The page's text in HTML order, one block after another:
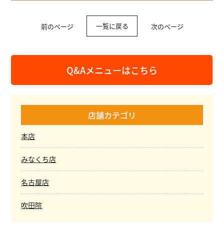
前のページ 一覧に戻る 次のページ
Q&Aメニューはこちら
店舗カテゴリ
本店
みなくち店
名古屋店
吹田院